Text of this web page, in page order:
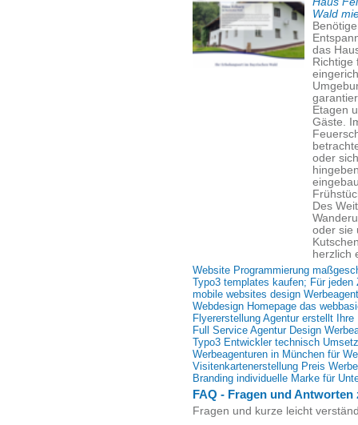
Wald
das
Richtige
Etagen
Gäste.
oder
Des
oder sie
herzlich
Website Programmierung
Typo3 templates kaufen; Für jeden
mobile websites design
Webdesign Homepage das
Flyererstellung Agentur erstellt
Full Service Agentur Design
Typo3 Entwickler technisch
Werbeagenturen in München für
Visitenkartenerstellung Preis
Branding individuelle Marke für
FAQ - Fragen und
Fragen und kurze leicht